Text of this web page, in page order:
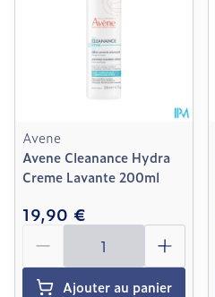
Avene
Avene Cleanance Hydra
Creme Lavante 200ml
19,90 €
Quantité
Ajouter au panier